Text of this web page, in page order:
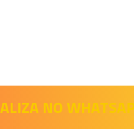
NO